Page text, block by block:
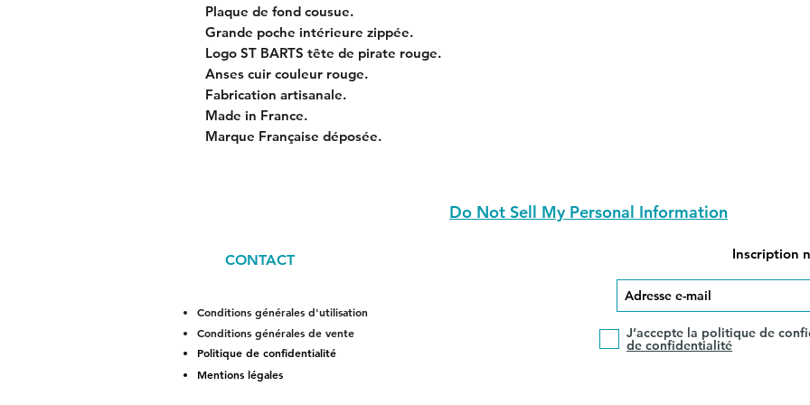
Plaque de fond cousue.
Grande poche intérieure zippée.
Logo ST BARTS tête de pirate rouge.
Anses cuir couleur rouge.
Fabrication artisanale.
Made in France.
Marque Française déposée.
Do Not Sell My Personal Information
Inscription
J’accepte la politique de
de confidentialité
CONTACT
Conditions générales d'utilisation
Conditions générales de vente
Politique de confidentialité
Mentions légales